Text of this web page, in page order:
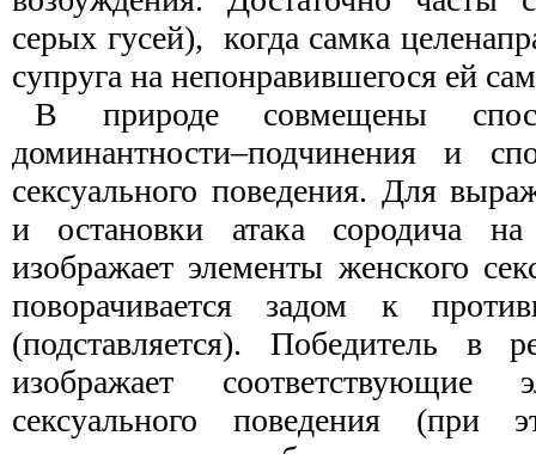
серых гусей), когда самка
супруга на непонравившегося ей
В природе совмещены
доминантности–подчинения и
сексуального поведения. Для
и остановки атака сородича
изображает элементы женского
поворачивается задом к
(подставляется). Победитель в
изображает соответствующие
сексуального поведения (при